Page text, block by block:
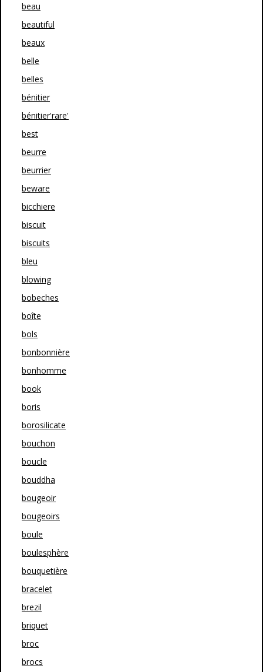
beau
beautiful
beaux
belle
belles
bénitier
bénitier'rare'
best
beurre
beurrier
beware
bicchiere
biscuit
biscuits
bleu
blowing
bobeches
boîte
bols
bonbonnière
bonhomme
book
boris
borosilicate
bouchon
boucle
bouddha
bougeoir
bougeoirs
boule
boulesphère
bouquetière
bracelet
brezil
briquet
broc
brocs